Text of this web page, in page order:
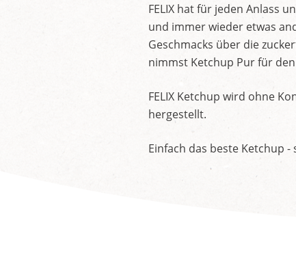
FELIX hat für jeden Anlass
und immer wieder etwas
Geschmacks über die
nimmst Ketchup Pur für
FELIX Ketchup wird ohne
hergestellt.
Einfach das beste Ketchup -